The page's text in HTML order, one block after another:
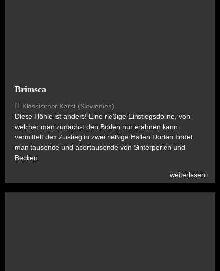
Brimsca
Klassischer Karst (Slowenien)
Diese Höhle ist anders! Eine rießige Einstiegsdoline, von
welcher man zunächst den Boden nur erahnen kann
vermittelt den Zustieg in zwei rießige Hallen.Dorten findet
man tausende und abertausende von Sinterperlen und
Becken.
weiterlesen